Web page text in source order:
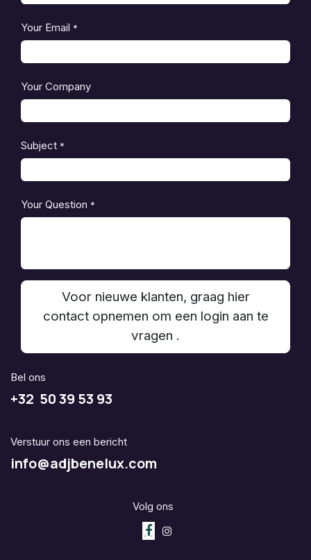
Your Email *
Your Company
Subject *
Your Question *
Voor nieuwe klanten, graag hier
contact opnemen om een login aan te
vragen .
Bel ons
+32 50 39 53 93
Verstuur ons een bericht
info@adjbenelux.com
Volg ons